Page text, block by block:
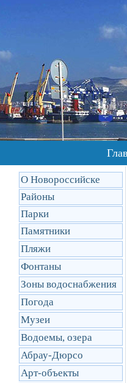
О Новороссийске
Районы
Парки
Памятники
Пляжи
Фонтаны
Зоны водоснабжения
Погода
Музеи
Водоемы, озера
Абрау-Дюрсо
Арт-объекты